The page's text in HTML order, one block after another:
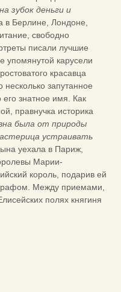
зубок деньги и
в Берлине, Лондоне,
свободно
писали лучшие
упомянутой карусели
красавца
запутанное
знатное имя. Как
правнучка историка
была от природы
устраивать
уехала в Париж,
Марии-
король, подарив ей
Между приемами,
полях княгиня